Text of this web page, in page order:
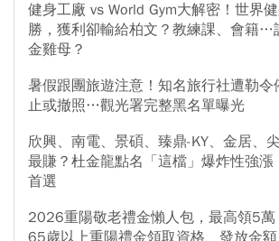
健身工廠 vs World Gym大解密！世界
勝，獲利卻輸給柏文？教練課、會籍…
金雞母？
暑假跟團旅遊注意！知名旅行社遭勒令
止或撤照…觀光署完整黑名單曝光
欣興、南電、景碩、臻鼎-KY、金居、
最賺？杜金龍點名「這檔」爆炸性強
首選
2026重陽敬老禮金懶人包，最高領5